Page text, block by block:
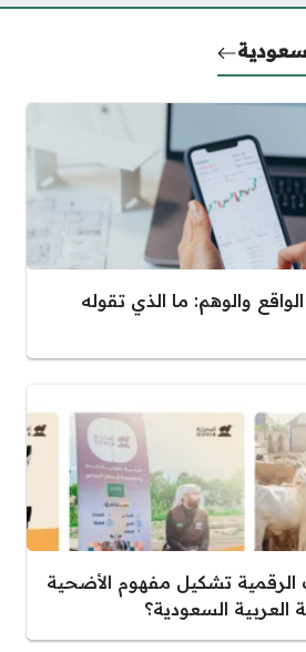
والوهم: ما الذي تقوله
الرقمية تشكيل مفهوم الأضحية
العربية السعودية؟